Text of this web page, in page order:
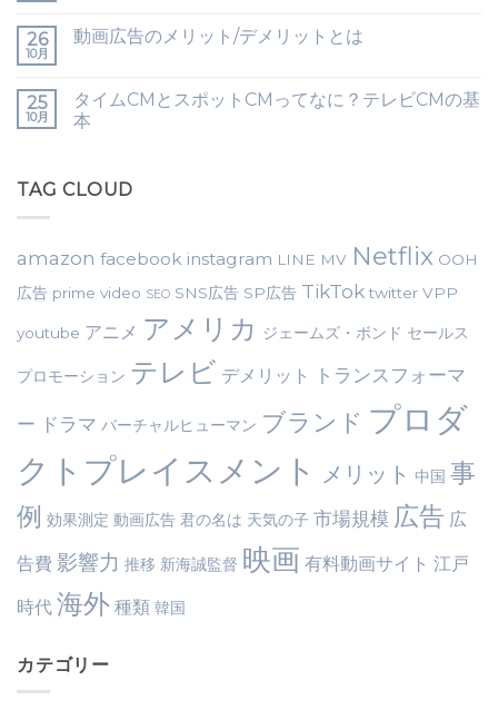
26
10月
動画広告のメリット/デメリットとは
25
10月
タイムCMとスポットCMってなに？テレビCMの基
本
TAG CLOUD
amazon facebook instagram LINE MV Netflix OOH
広告 prime video SEO SNS広告 SP広告 TikTok twitter VPP
youtube アニメ アメリカ ジェームズ・ボンド セールス
プロモーション テレビ デメリット トランスフォーマ
ー ドラマ バーチャルヒューマン ブランド プロダ
クトプレイスメント
メリット 中国 事
例 効果測定 動画広告 君の名は 天気の子 市場規模 広告 広
告費 影響力 推移 新海誠監督 映画 有料動画サイト 江戸
時代 海外 種類 韓国
カテゴリー